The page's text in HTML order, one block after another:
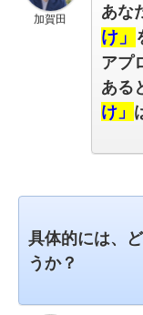
加賀田 あな
け」
アプ
ある
け」
具体的には、
うか？